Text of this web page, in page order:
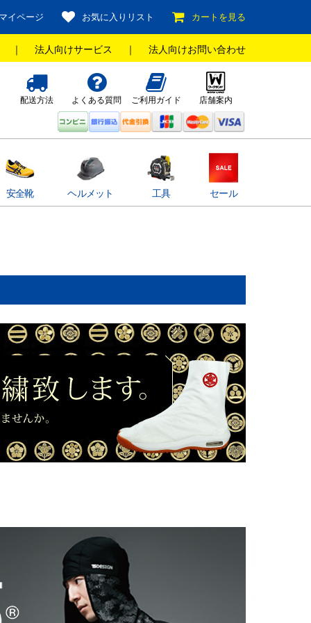
イページ お気に入りリスト カートを見る
｜ 法人向けサービス ｜ 法人向けお問い合わせ
配送方法 よくある質問 ご利用ガイド 店舗案内
安全靴 ヘルメット 工具 セール